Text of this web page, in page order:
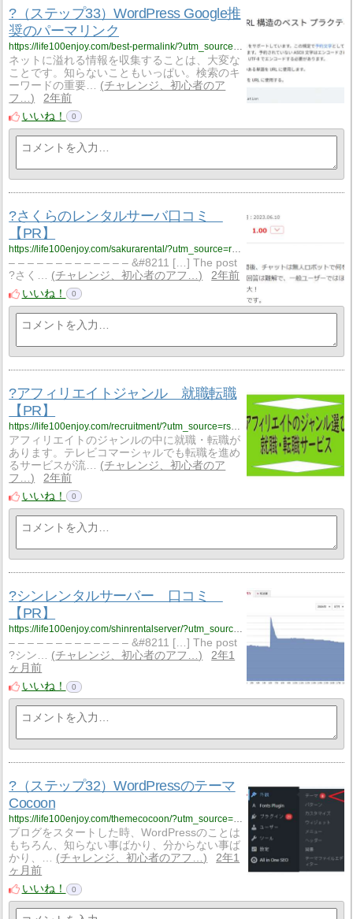
?（ステップ33）WordPress Google推
奨のパーマリンク
ネットに溢れる情報を収集することは、大変な
ことです。知らないこともいっぱい。検索のキ
ーワードの重要…
チャレンジ、初心者のア
フ…
2年前
いいね！
0
?さくらのレンタルサーバ口コミ
【PR】
– – – – – – – – – – – – – &#8211 […] The post
?さく…
チャレンジ、初心者のアフ…
2年前
いいね！
0
?アフィリエイトジャンル 就職転職
【PR】
https://life100enjoy.com/recruitment/?utm_source=rss&utm_medium=rss&utm_campaign=recruitment
アフィリエイトのジャンルの中に就職・転職が
あります。テレビコマーシャルでも転職を進め
るサービスが流…
チャレンジ、初心者のア
フ…
2年前
いいね！
0
?シンレンタルサーバー 口コミ
【PR】
https://life100enjoy.com/shinrentalserver/?utm_source=rss&utm_medium=rss&utm_campaign=shinrentalserver
– – – – – – – – – – – – – &#8211 […] The post
?シン…
チャレンジ、初心者のアフ…
2年1
ヶ月前
いいね！
0
?（ステップ32）WordPressのテーマ
Cocoon
https://life100enjoy.com/themecocoon/?utm_source=rss&utm_medium=rss&utm_campaign=themecocoon
ブログをスタートした時、WordPressのことは
もちろん、知らない事ばかり、分からない事ば
かり、…
チャレンジ、初心者のアフ…
2年1
ヶ月前
いいね！
0